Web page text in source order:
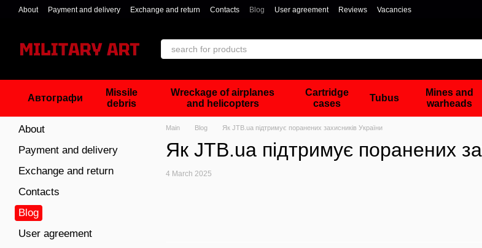
Skip to main content
About Payment and delivery Exchange and return Contacts Blog User agreement Reviews Vacancies
Автографи
Missile
debris
Wreckage of airplanes
and helicopters
Cartridge
cases
Tubus
Mines and
warheads
Main Blog Як JTB.ua підтримує поранених захисників України
Як JTB.ua підтримує поранених
4 March 2025
About
Payment and delivery
Exchange and return
Contacts
Blog
User agreement